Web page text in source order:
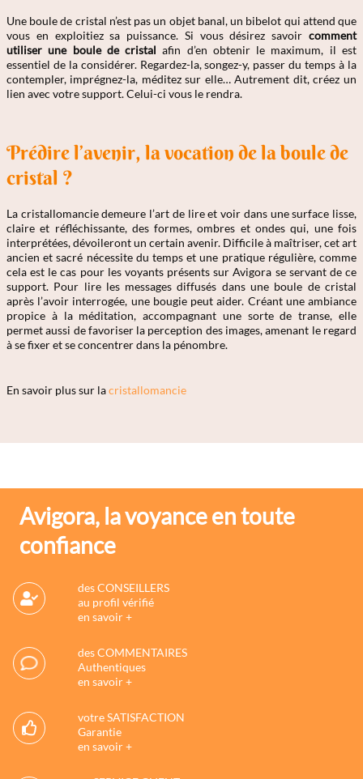
Une boule de cristal n’est pas un objet banal, un bibelot qui attend que
vous en exploitiez sa puissance. Si vous désirez savoir comment
utiliser une boule de cristal afin d’en obtenir le maximum, il est
essentiel de la considérer. Regardez-la, songez-y, passer du temps à la
contempler, imprégnez-la, méditez sur elle… Autrement dit, créez un
lien avec votre support. Celui-ci vous le rendra.
Prédire l’avenir, la vocation de la boule de
cristal ?
La cristallomancie demeure l’art de lire et voir dans une surface lisse,
claire et réfléchissante, des formes, ombres et ondes qui, une fois
interprétées, dévoileront un certain avenir. Difficile à maîtriser, cet art
ancien et sacré nécessite du temps et une pratique régulière, comme
cela est le cas pour les voyants présents sur Avigora se servant de ce
support. Pour lire les messages diffusés dans une boule de cristal
après l’avoir interrogée, une bougie peut aider. Créant une ambiance
propice à la méditation, accompagnant une sorte de transe, elle
permet aussi de favoriser la perception des images, amenant le regard
à se fixer et se concentrer dans la pénombre.
En savoir plus sur lacristallomancie
Avigora, la voyance en toute
confiance
des CONSEILLERS
au profil vérifié
en savoir +
des COMMENTAIRES
Authentiques
en savoir +
votre SATISFACTION
Garantie
en savoir +